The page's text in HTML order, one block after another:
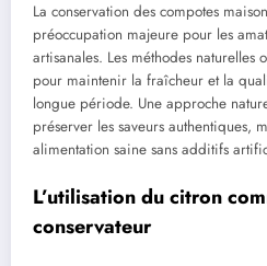
La conservation des compotes
préoccupation majeure pour les
artisanales. Les méthodes naturelles
pour maintenir la fraîcheur et la
longue période. Une approche
préserver les saveurs authentiques,
alimentation saine sans additifs
L’utilisation du citron
conservateur